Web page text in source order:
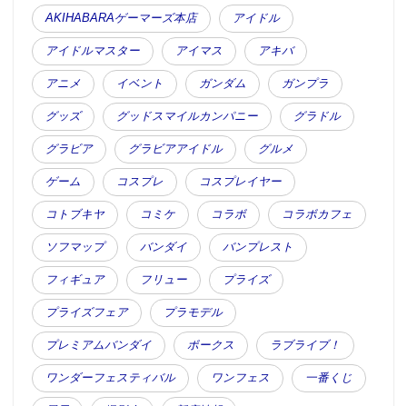
AKIHABARAゲーマーズ本店 アイドル
アイドルマスター アイマス アキバ
アニメ イベント ガンダム ガンプラ
グッズ グッドスマイルカンパニー グラドル
グラビア グラビアアイドル グルメ
ゲーム コスプレ コスプレイヤー
コトブキヤ コミケ コラボ コラボカフェ
ソフマップ バンダイ バンプレスト
フィギュア フリュー プライズ
プライズフェア プラモデル
プレミアムバンダイ ボークス ラブライブ！
ワンダーフェスティバル ワンフェス 一番くじ